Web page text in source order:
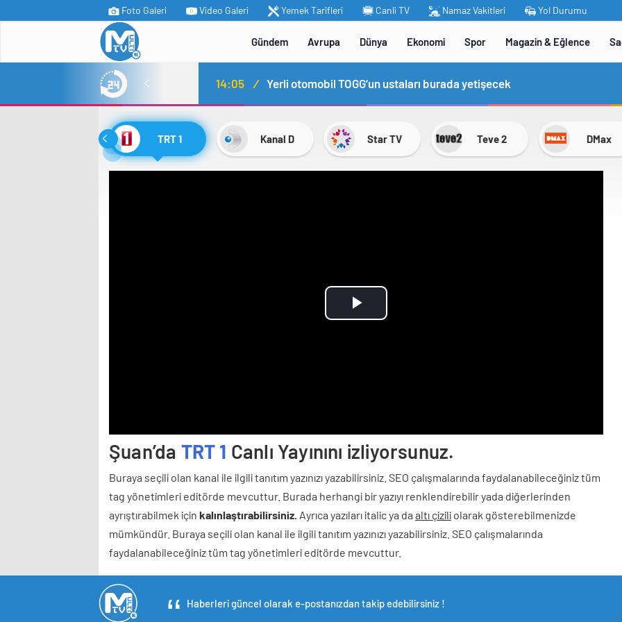
Foto Galeri Video Galeri Yemek Tarifleri Canli TV Namaz Vakitleri Yol Durumu
Gündem Avrupa Dünya Ekonomi Spor Magazin & Eğlence
MİT’ten Irak’ın kuzeyinde operasyon: Ramazan Güneş Türkiye’ye getirildi 14:05 / Yerli otomobil TOGG’un ustaları burada yetişecek
TRT 1 Kanal D Star TV Teve 2 DMax
Play
Şuan’da TRT 1 Canlı Yayınını izliyorsunuz.
Buraya seçili olan kanal ile ilgili tanıtım yazınızı yazabilirsiniz. SEO çalışmalarında faydalanabileceğiniz tüm
tag yönetimleri editörde mevcuttur. Burada herhangi bir yazıyı renklendirebilir yada diğerlerinden
ayrıştırabilmek için kalınlaştırabilirsiniz. Ayrıca yazıları italic ya da altı çizili olarak gösterebilmenizde
mümkündür. Buraya seçili olan kanal ile ilgili tanıtım yazınızı yazabilirsiniz. SEO çalışmalarında
faydalanabileceğiniz tüm tag yönetimleri editörde mevcuttur.
Haberleri güncel olarak e-postanızdan takip edebilirsiniz !